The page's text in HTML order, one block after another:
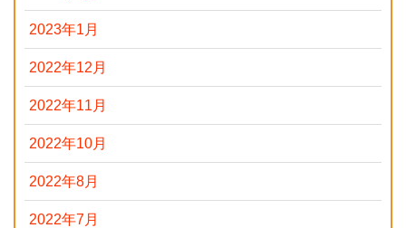
2023年1月
2022年12月
2022年11月
2022年10月
2022年8月
2022年7月